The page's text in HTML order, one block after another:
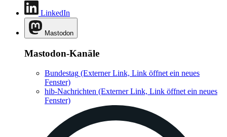
LinkedIn
Mastodon
Mastodon-Kanäle
Bundestag (Externer Link, Link öffnet ein neues
Fenster)
hib-Nachrichten (Externer Link, Link öffnet ein neues
Fenster)